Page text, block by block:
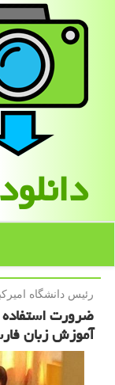
رئیس دانشگاه
ضرورت
آموزش زبان